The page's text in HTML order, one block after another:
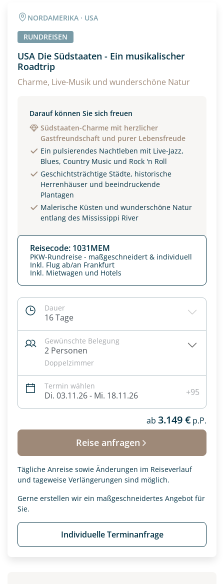
NORDAMERIKA · USA
RUNDREISEN
USA Die Südstaaten - Ein musikalischer
Roadtrip
Charme, Live-Musik und wunderschöne Natur
Darauf können Sie sich freuen
Südstaaten-Charme mit herzlicher
Gastfreundschaft und purer Lebensfreude
Ein pulsierendes Nachtleben mit Live-Jazz,
Blues, Country Music und Rock 'n Roll
Geschichtsträchtige Städte, historische
Herrenhäuser und beeindruckende
Plantagen
Malerische Küsten und wunderschöne Natur
entlang des Mississippi River
Reisecode: 1031MEM
PKW-Rundreise - maßgeschneidert & individuell
Inkl. Flug ab/an Frankfurt
Inkl. Mietwagen und Hotels
Dauer
16 Tage
Gewünschte Belegung
2 Personen
Doppelzimmer
Termin wählen
Di. 03.11.26 - Mi. 18.11.26 +95
ab 3.149 € p.P.
Reise anfragen
Tägliche Anreise sowie Änderungen im Reiseverlauf
und tageweise Verlängerungen sind möglich.
Gerne erstellen wir ein maßgeschneidertes Angebot für
Sie.
Individuelle Terminanfrage
Alter
Unterkunft
EZ Familienzimmer
Reisebeginn
Option 1 Option 2
Weitere Informationen
Datenschutz & Transparenz ist uns sehr wichtig!
Die Anfrage wird via SSL verschlüsselt an unseren Server
geschickt. Mit Absenden des Formulars, erklären Sie, dass
Sie dieDatenschutzerklärungundWiderrufhinweisezur
Kenntnis genommen und akzeptiert haben.